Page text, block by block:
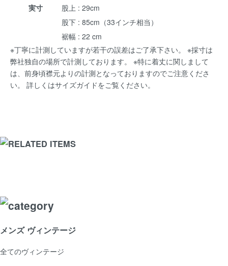
実寸
股上 : 29cm
股下 : 85cm（33インチ相当）
裾幅 : 22 cm
※丁寧に計測していますが若干の誤差はご了承下さい。 ※採寸は
弊社独自の場所で計測しております。 ※特に着丈に関しまして
は、前身頃襟元よりの計測となっておりますのでご注意くださ
い。 詳しくはサイズガイドをご覧ください。
メンズ ヴィンテージ
全てのヴィンテージ